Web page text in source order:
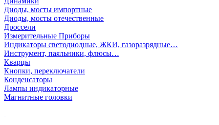
Диоды, мосты импортные
Диоды, мосты отечественные
Дроссели
Измерительные Приборы
Индикаторы светодиодные, ЖКИ, газоразрядные…
Инструмент, паяльники, флюсы…
Кварцы
Кнопки, переключатели
Конденсаторы
Лампы индикаторные
Магнитные головки